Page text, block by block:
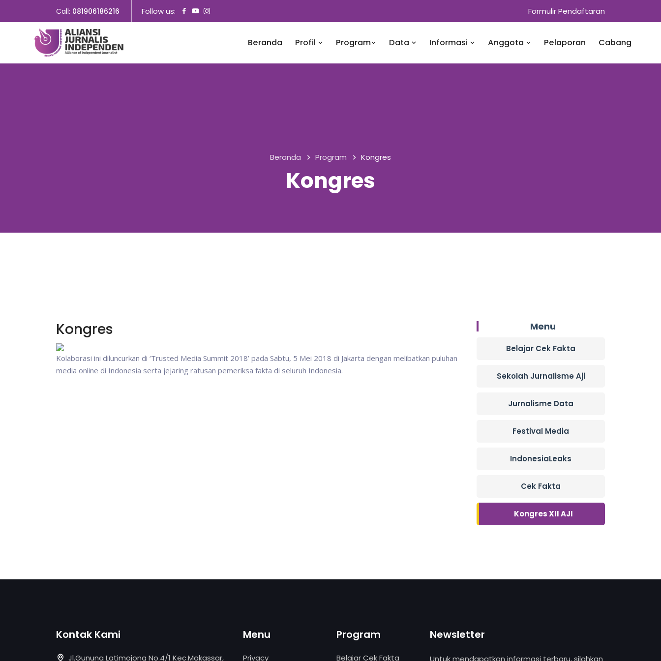
Call: 081906186216 Follow us: Formulir Pendaftaran
Beranda Profil Program Data Informasi Anggota Pelaporan Cabang
Beranda Program Kongres
Kongres
Kongres
Kolaborasi ini diluncurkan di ‘Trusted Media Summit 2018’ pada Sabtu, 5 Mei 2018 di Jakarta dengan melibatkan puluhan
media online di Indonesia serta jejaring ratusan pemeriksa fakta di seluruh Indonesia.
Menu
Belajar Cek Fakta
Sekolah Jurnalisme Aji
Jurnalisme Data
Festival Media
IndonesiaLeaks
Cek Fakta
Kongres XII AJI
Kontak Kami
Jl.Gunung Latimojong No.4/1 Kec.Makassar,
Menu
Privacy
Program
Belajar Cek Fakta
Newsletter
Untuk mendapatkan informasi terbaru, silahkan